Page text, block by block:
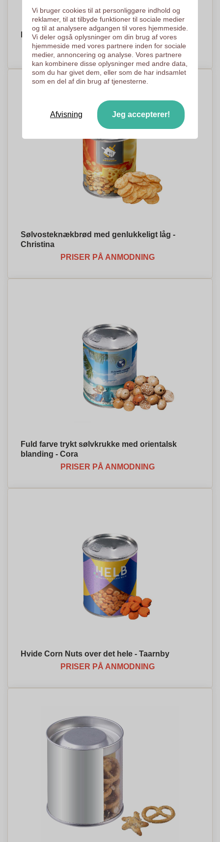
Nøddeglæde i Dåse - Ikast
PRISER PÅ ANMODNING
Sølvosteknækbrød med genlukkeligt låg -
Christina
PRISER PÅ ANMODNING
Fuld farve trykt sølvkrukke med orientalsk
blanding - Cora
PRISER PÅ ANMODNING
Hvide Corn Nuts over det hele - Taarnby
PRISER PÅ ANMODNING
Vi bruger cookies til at personliggøre indhold og
reklamer, til at tilbyde funktioner til sociale medier
og til at analysere adgangen til vores hjemmeside.
Vi deler også oplysninger om din brug af vores
hjemmeside med vores partnere inden for sociale
medier, annoncering og analyse. Vores partnere
kan kombinere disse oplysninger med andre data,
som du har givet dem, eller som de har indsamlet
som en del af din brug af tjenesterne.
Afvisning Jeg accepterer!